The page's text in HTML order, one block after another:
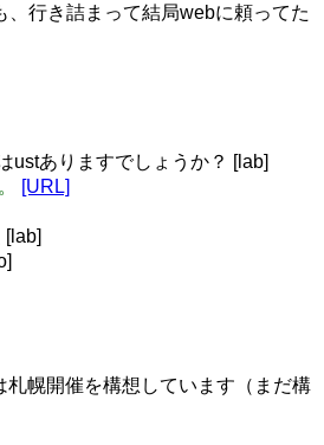
行き詰まって結局webに頼ってた
ustありますでしょうか？ [lab]
[URL]
札幌開催を構想しています（まだ構